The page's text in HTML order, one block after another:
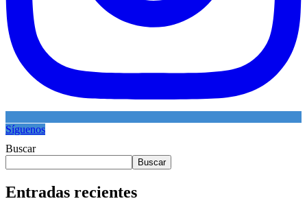
Síguenos
Buscar
Buscar
Entradas recientes